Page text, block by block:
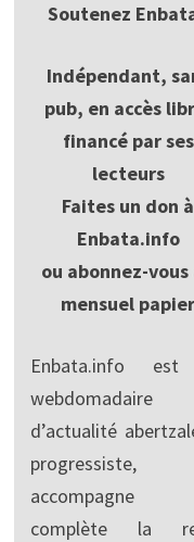
Soutenez
Indépendant,
pub, en accès
financé par ses
lecteurs
Faites un don à
Enbata.info
ou abonnez-vous
mensuel papier
Enbata.info
webdomadaire
d’actualité
progressiste,
complète la